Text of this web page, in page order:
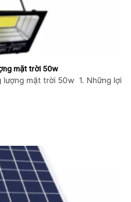
mặt trời 50w
lượng mặt trời 50w 1. Những lợi